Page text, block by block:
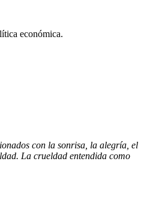
económica.
con la sonrisa, la alegría, el
La crueldad entendida como